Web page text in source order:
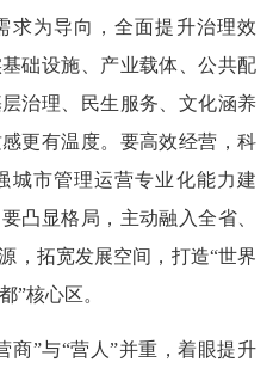
求为导向，全面提升治理效
础设施、产业载体、公共配
治理、民生服务、文化涵养
更有温度。要高效经营，科
城市管理运营专业化能力建
凸显格局，主动融入全省、
，拓宽发展空间，打造“世界
”核心区。
”与“营人”并重，着眼提升